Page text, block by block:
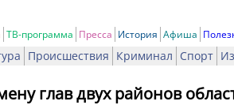
ТВ-программа Пресса История Афиша
Происшествия Криминал Спорт
глав двух районов